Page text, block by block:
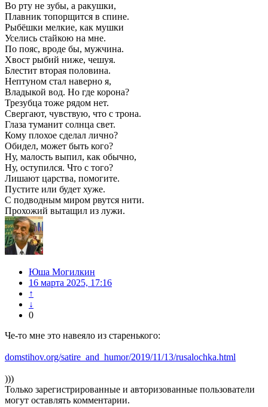
Во рту не зубы, а ракушки,
Плавник топорщится в спине.
Рыбёшки мелкие, как мушки
Уселись стайкою на мне.
По пояс, вроде бы, мужчина.
Хвост рыбий ниже, чешуя.
Блестит вторая половина.
Нептуном стал наверно я,
Владыкой вод. Но где корона?
Трезубца тоже рядом нет.
Свергают, чувствую, что с трона.
Глаза туманит солнца свет.
Кому плохое сделал лично?
Обидел, может быть кого?
Ну, малость выпил, как обычно,
Ну, оступился. Что с того?
Лишают царства, помогите.
Пустите или будет хуже.
С подводным миром рвутся нити.
Прохожий вытащил из лужи.
Юша Могилкин
16 марта 2025, 17:16
↑
↓
0
Че-то мне это навеяло из старенького:
domstihov.org/satire_and_humor/2019/11/13/rusalochka.html
)))
Только зарегистрированные и авторизованные пользователи
могут оставлять комментарии.